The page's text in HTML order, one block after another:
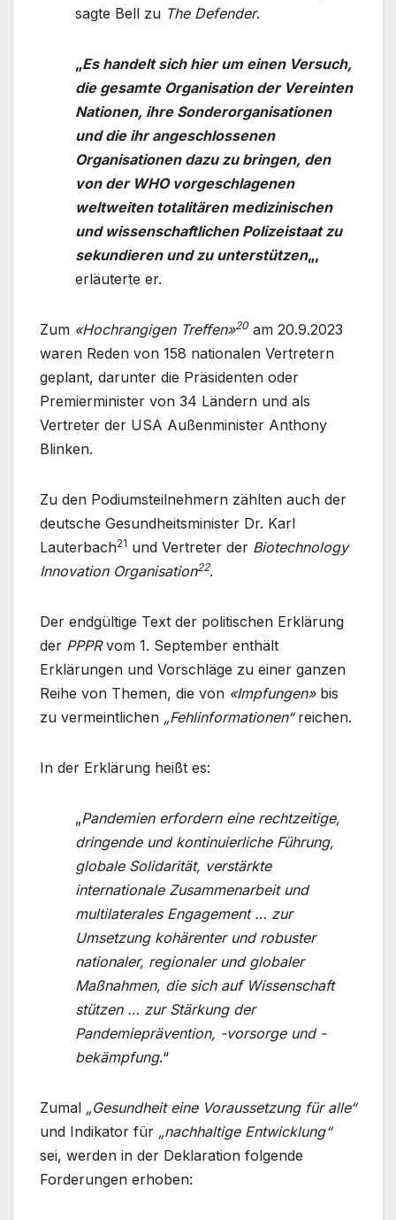
sagte Bell zu The Defender.
„Es handelt sich hier um einen Versuch,
die gesamte Organisation der Vereinten
Nationen, ihre Sonderorganisationen
und die ihr angeschlossenen
Organisationen dazu zu bringen, den
von der WHO vorgeschlagenen
weltweiten totalitären medizinischen
und wissenschaftlichen Polizeistaat zu
sekundieren und zu unterstützen„,
erläuterte er.
Zum «Hochrangigen Treffen»20am 20.9.2023
waren Reden von 158 nationalen Vertretern
geplant, darunter die Präsidenten oder
Premierminister von 34 Ländern und als
Vertreter der USA Außenminister Anthony
Blinken.
Zu den Podiumsteilnehmern zählten auch der
deutsche Gesundheitsminister Dr. Karl
Lauterbach21 und Vertreter der Biotechnology
Innovation Organisation22.
Der endgültige Text der politischen Erklärung
der PPPRvom 1. September enthält
Erklärungen und Vorschläge zu einer ganzen
Reihe von Themen, die von «Impfungen»bis
zu vermeintlichen „Fehlinformationen“reichen.
In der Erklärung heißt es:
„Pandemien erfordern eine rechtzeitige,
dringende und kontinuierliche Führung,
globale Solidarität, verstärkte
internationale Zusammenarbeit und
multilaterales Engagement … zur
Umsetzung kohärenter und robuster
nationaler, regionaler und globaler
Maßnahmen, die sich auf Wissenschaft
stützen … zur Stärkung der
Pandemieprävention, -vorsorge und -
bekämpfung.“
Zumal „Gesundheit eine Voraussetzung für alle“
und Indikator für „nachhaltige Entwicklung“
sei, werden in der Deklaration folgende
Forderungen erhoben: